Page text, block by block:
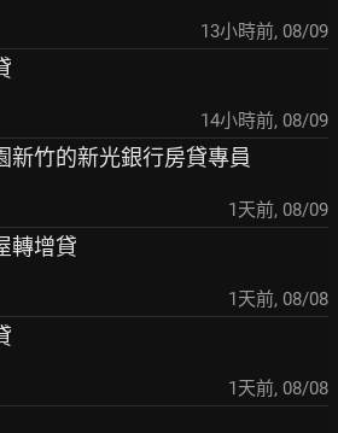
13小時前, 08/09
14小時前, 08/09
新竹的新光銀行房貸專員
1天前, 08/09
轉增貸
1天前, 08/08
1天前, 08/08